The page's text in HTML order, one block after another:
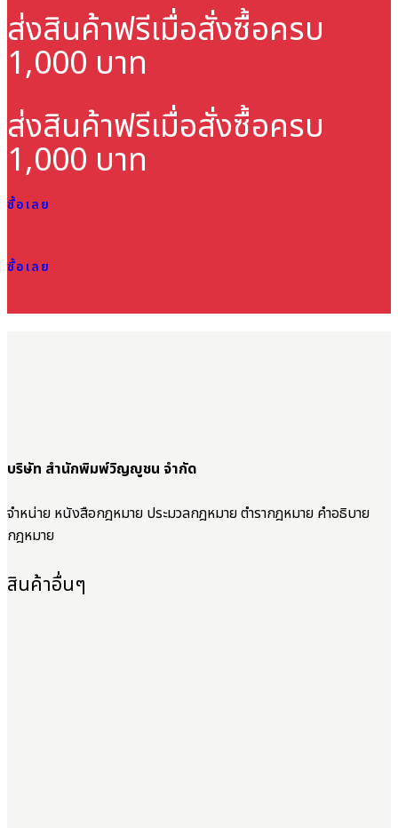
ส่งสินค้าฟรีเมื่อสั่งซื้อครบ
1,000 บาท
ส่งสินค้าฟรีเมื่อสั่งซื้อครบ
1,000 บาท
ซื้อเลย
ซื้อเลย
บริษัท สำนักพิมพ์วิญญูชน จำกัด
จำหน่าย หนังสือกฎหมาย ประมวลกฎหมาย ตำรากฎหมาย คำอธิบาย
กฎหมาย
สินค้าอื่นๆ